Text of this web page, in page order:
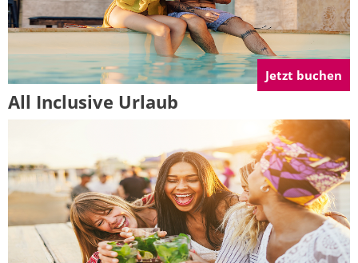
Jetzt buchen
All Inclusive Urlaub